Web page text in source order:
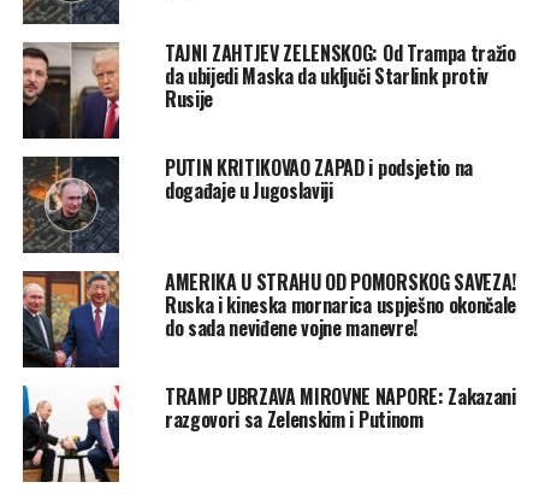
TAJNI ZAHTJEV ZELENSKOG: Od Trampa tražio
da ubijedi Maska da uključi Starlink protiv
Rusije
PUTIN KRITIKOVAO ZAPAD i podsjetio na
događaje u Jugoslaviji
AMERIKA U STRAHU OD POMORSKOG SAVEZA!
Ruska i kineska mornarica uspješno okončale
do sada neviđene vojne manevre!
TRAMP UBRZAVA MIROVNE NAPORE: Zakazani
razgovori sa Zelenskim i Putinom